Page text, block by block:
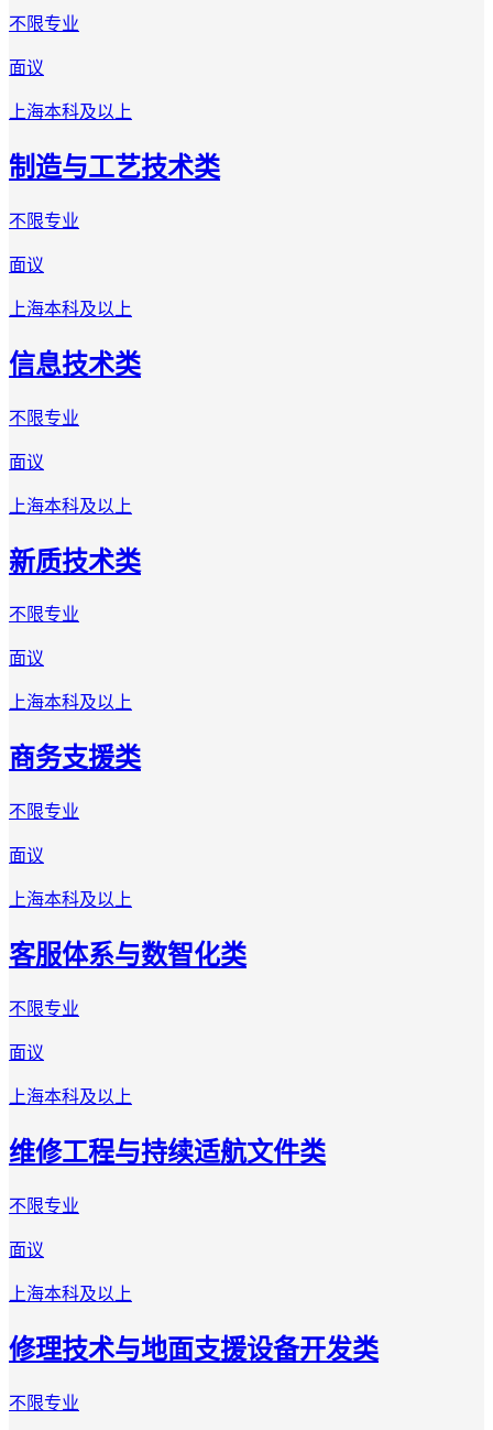
不限专业
面议
上海本科及以上
制造与工艺技术类
不限专业
面议
上海本科及以上
信息技术类
不限专业
面议
上海本科及以上
新质技术类
不限专业
面议
上海本科及以上
商务支援类
不限专业
面议
上海本科及以上
客服体系与数智化类
不限专业
面议
上海本科及以上
维修工程与持续适航文件类
不限专业
面议
上海本科及以上
修理技术与地面支援设备开发类
不限专业